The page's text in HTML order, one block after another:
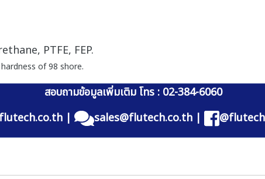
PTFE, FEP.
of 98 shore.
สอบถามข้อมูลเพิ่มเติม โทร : 02-384-6060
| sales@flutech.co.th|